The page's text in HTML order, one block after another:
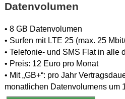
Datenvolumen
• 8 GB Datenvolumen
• Surfen mit LTE 25 (max. 25
• Telefonie- und SMS Flat in alle
• Preis: 12 Euro pro Monat
• Mit „GB+“: pro Jahr
monatlichen Datenvolumens um